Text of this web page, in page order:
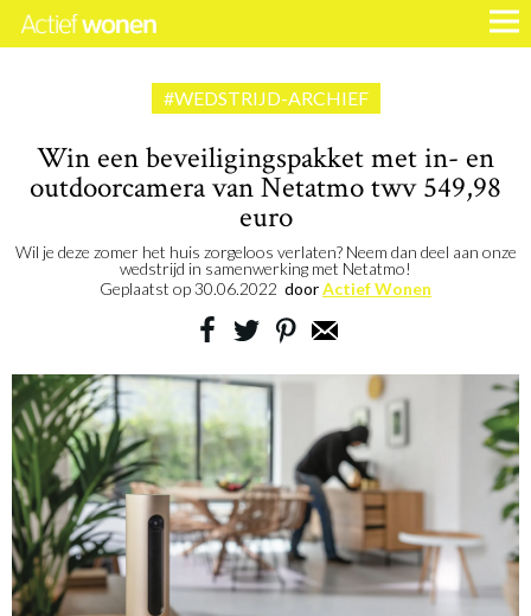
#WEDSTRIJD-ARCHIEF
Win een beveiligingspakket met in- en
outdoorcamera van Netatmo twv 549,98
euro
Wil je deze zomer het huis zorgeloos verlaten? Neem dan deel aan onze
wedstrijd in samenwerking met Netatmo!
Geplaatst op30.06.2022 doorActief Wonen